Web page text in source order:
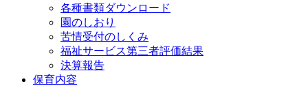
各種書類ダウンロード
園のしおり
苦情受付のしくみ
福祉サービス第三者評価結果
決算報告
保育内容